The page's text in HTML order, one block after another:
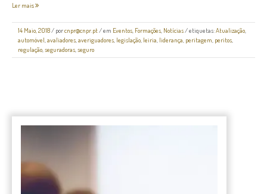
Ler mais
14 Maio, 2018/ porcnpr@cnpr.pt/ em Eventos, Formações, Notícias/ etiquetas:Atualização,
automóvel,avaliadores,averiguadores, legislação, leiria, liderança, peritagem, peritos,
regulação,seguradoras,seguro